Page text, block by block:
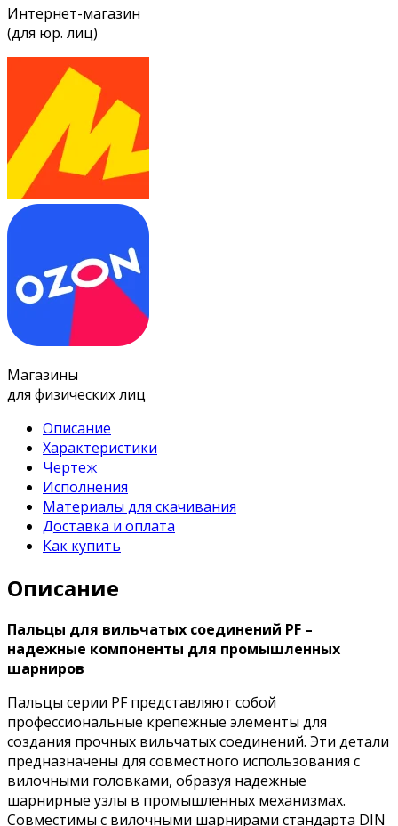
Интернет-магазин
(для юр. лиц)
Магазины
для физических лиц
Описание
Характеристики
Чертеж
Исполнения
Материалы для скачивания
Доставка и оплата
Как купить
Описание
Пальцы для вильчатых соединений PF –
надежные компоненты для промышленных
шарниров
Пальцы серии PF представляют собой
профессиональные крепежные элементы для
создания прочных вильчатых соединений. Эти детали
предназначены для совместного использования с
вилочными головками, образуя надежные
шарнирные узлы в промышленных механизмах.
Совместимы с вилочными шарнирами стандарта DIN